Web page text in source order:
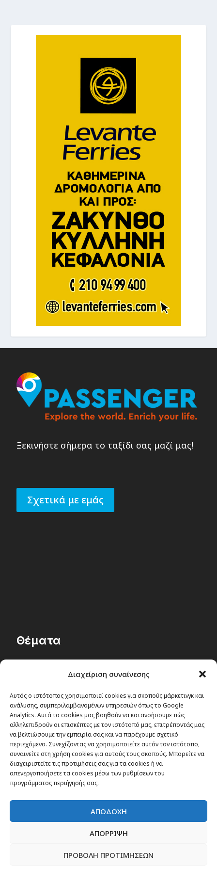
Διαχείριση συναίνεσης
Αυτός ο ιστότοπος χρησιμοποιεί cookies για σκοπούς μάρκετινγκ και
ανάλυσης, συμπεριλαμβανομένων υπηρεσιών όπως το Google
Analytics. Αυτά τα cookies μας βοηθούν να κατανοήσουμε πώς
αλληλεπιδρούν οι επισκέπτες με τον ιστότοπό μας, επιτρέποντάς μας
να βελτιώσουμε την εμπειρία σας και να παρέχουμε σχετικό
περιεχόμενο. Συνεχίζοντας να χρησιμοποιείτε αυτόν τον ιστότοπο,
συναινείτε στη χρήση cookies για αυτούς τους σκοπούς. Μπορείτε να
διαχειριστείτε τις προτιμήσεις σας για τα cookies ή να
απενεργοποιήσετε τα cookies μέσω των ρυθμίσεων του
προγράμματος περιήγησής σας.
ΑΠΟΔΟΧΗ
ΑΠΟΡΡΙΨΗ
ΠΡΟΒΟΛΗ ΠΡΟΤΙΜΗΣΕΩΝ
Ξεκινήστε σήμερα το ταξίδι σας μαζί μας!
Σχετικά με εμάς
Θέματα
Passenger στον κόσμο
TRAVEL NEWS
Οργάνωσε το ταξίδι σου
CITY and CULTURE
Newsletter